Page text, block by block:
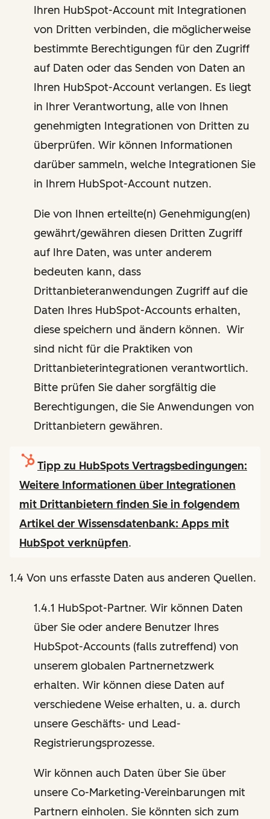
Ihren HubSpot-Account mit Integrationen
von Dritten verbinden, die möglicherweise
bestimmte Berechtigungen für den Zugriff
auf Daten oder das Senden von Daten an
Ihren HubSpot-Account verlangen. Es liegt
in Ihrer Verantwortung, alle von Ihnen
genehmigten Integrationen von Dritten zu
überprüfen. Wir können Informationen
darüber sammeln, welche Integrationen Sie
in Ihrem HubSpot-Account nutzen.
Die von Ihnen erteilte(n) Genehmigung(en)
gewährt/gewähren diesen Dritten Zugriff
auf Ihre Daten, was unter anderem
bedeuten kann, dass
Drittanbieteranwendungen Zugriff auf die
Daten Ihres HubSpot-Accounts erhalten,
diese speichern und ändern können. Wir
sind nicht für die Praktiken von
Drittanbieterintegrationen verantwortlich.
Bitte prüfen Sie daher sorgfältig die
Berechtigungen, die Sie Anwendungen von
Drittanbietern gewähren.
Tipp zu HubSpots Vertragsbedingungen:
Weitere Informationen über Integrationen
mit Drittanbietern finden Sie in folgendem
Artikel der Wissensdatenbank: Apps mit
HubSpot verknüpfen.
1.4 Von uns erfasste Daten aus anderen Quellen.
1.4.1 HubSpot-Partner. Wir können Daten
über Sie oder andere Benutzer Ihres
HubSpot-Accounts (falls zutreffend) von
unserem globalen Partnernetzwerk
erhalten. Wir können diese Daten auf
verschiedene Weise erhalten, u. a. durch
unsere Geschäfts- und Lead-
Registrierungsprozesse.
Wir können auch Daten über Sie über
unsere Co-Marketing-Vereinbarungen mit
Partnern einholen. Sie könnten sich zum